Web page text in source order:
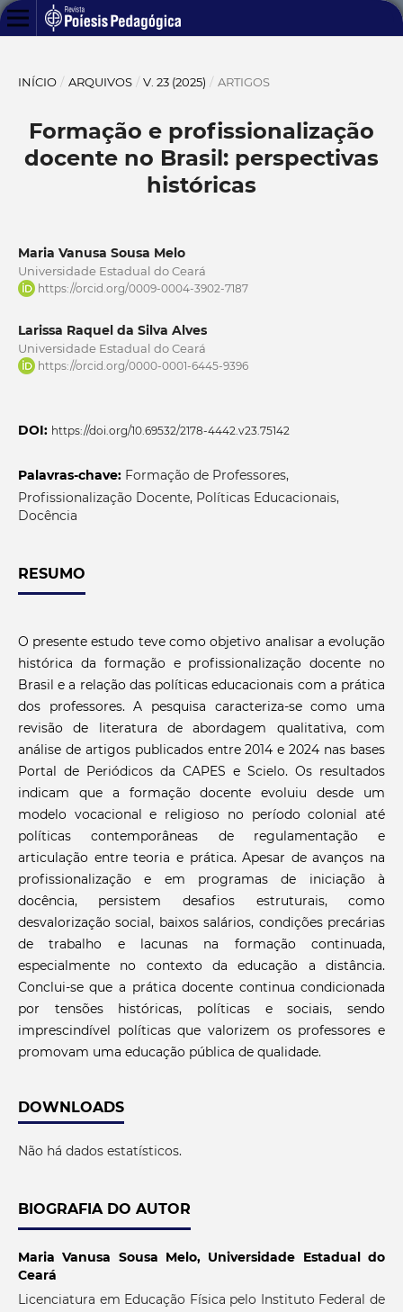
INÍCIO / ARQUIVOS / V. 23 (2025) / ARTIGOS
Formação e profissionalização
docente no Brasil: perspectivas
históricas
Maria Vanusa Sousa Melo
Universidade Estadual do Ceará
https://orcid.org/0009-0004-3902-7187
Larissa Raquel da Silva Alves
Universidade Estadual do Ceará
https://orcid.org/0000-0001-6445-9396
DOI: https://doi.org/10.69532/2178-4442.v23.75142
Palavras-chave: Formação de Professores,
Profissionalização Docente, Políticas Educacionais,
Docência
RESUMO
O presente estudo teve como objetivo analisar a evolução
histórica da formação e profissionalização docente no
Brasil e a relação das políticas educacionais com a prática
dos professores. A pesquisa caracteriza-se como uma
revisão de literatura de abordagem qualitativa, com
análise de artigos publicados entre 2014 e 2024 nas bases
Portal de Periódicos da CAPES e Scielo. Os resultados
indicam que a formação docente evoluiu desde um
modelo vocacional e religioso no período colonial até
políticas contemporâneas de regulamentação e
articulação entre teoria e prática. Apesar de avanços na
profissionalização e em programas de iniciação à
docência, persistem desafios estruturais, como
desvalorização social, baixos salários, condições precárias
de trabalho e lacunas na formação continuada,
especialmente no contexto da educação a distância.
Conclui-se que a prática docente continua condicionada
por tensões históricas, políticas e sociais, sendo
imprescindível políticas que valorizem os professores e
promovam uma educação pública de qualidade.
DOWNLOADS
Não há dados estatísticos.
BIOGRAFIA DO AUTOR
Maria Vanusa Sousa Melo, Universidade Estadual do
Ceará
Licenciatura em Educação Física pelo Instituto Federal de